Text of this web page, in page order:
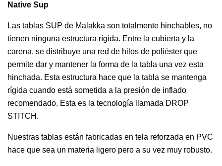
Native Sup
Las tablas SUP de Malakka son totalmente hinchables, no
tienen ninguna estructura rígida. Entre la cubierta y la
carena, se distribuye una red de hilos de poliéster que
permite dar y mantener la forma de la tabla una vez esta
hinchada. Esta estructura hace que la tabla se mantenga
rígida cuando está sometida a la presión de inflado
recomendado. Esta es la tecnología llamada DROP
STITCH.
Nuestras tablas están fabricadas en tela reforzada en PVC
hace que sea un materia ligero pero a su vez muy robusto.